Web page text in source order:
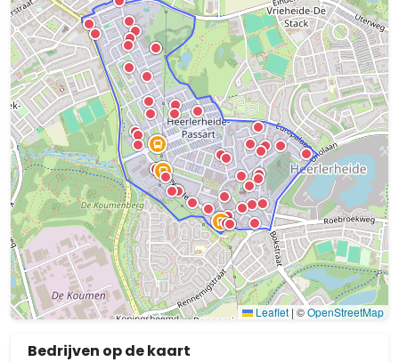
Leaflet | ©OpenStreetMap
Bedrijven op de kaart